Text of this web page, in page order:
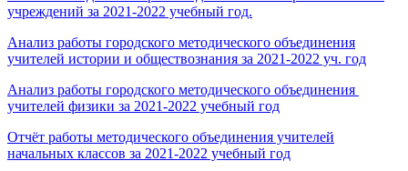
учреждений за 2021-2022 учебный год.
Анализ работы городского методического объединения
учителей истории и обществознания за 2021-2022 уч. год
Анализ работы городского методического объединения
учителей физики за 2021-2022 учебный год
Отчёт работы методического объединения учителей
начальных классов за 2021-2022 учебный год